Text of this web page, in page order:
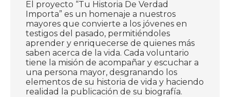
El proyecto “Tu Historia De Verdad
Importa” es un homenaje a nuestros
mayores que convierte a los jóvenes en
testigos del pasado, permitiéndoles
aprender y enriquecerse de quienes más
saben acerca de la vida. Cada voluntario
tiene la misión de acompañar y escuchar a
una persona mayor, desgranando los
elementos de su historia de vida y haciendo
realidad la publicación de su biografía.